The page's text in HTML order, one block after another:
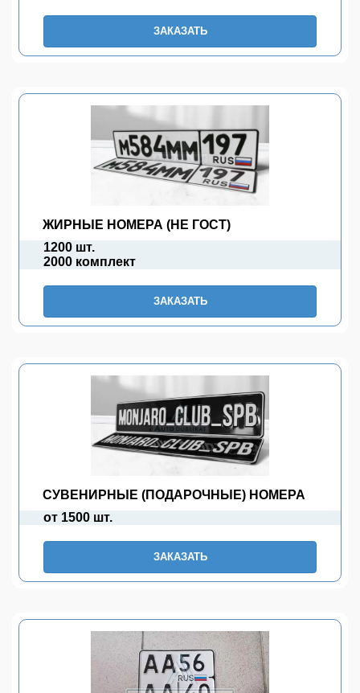
ЗАКАЗАТЬ
ЖИРНЫЕ НОМЕРА (НЕ ГОСТ)
1200 шт.
2000 комплект
ЗАКАЗАТЬ
СУВЕНИРНЫЕ (ПОДАРОЧНЫЕ) НОМЕРА
от 1500 шт.
ЗАКАЗАТЬ